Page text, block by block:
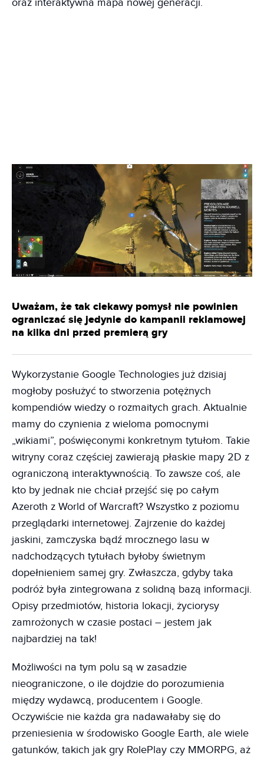
oraz interaktywna mapa nowej generacji.
Uważam, że tak ciekawy pomysł nie powinien
ograniczać się jedynie do kampanii reklamowej
na kilka dni przed premierą gry
Wykorzystanie Google Technologies już dzisiaj
mogłoby posłużyć to stworzenia potężnych
kompendiów wiedzy o rozmaitych grach. Aktualnie
mamy do czynienia z wieloma pomocnymi
„wikiami”, poświęconymi konkretnym tytułom. Takie
witryny coraz częściej zawierają płaskie mapy 2D z
ograniczoną interaktywnością. To zawsze coś, ale
kto by jednak nie chciał przejść się po całym
Azeroth z World of Warcraft? Wszystko z poziomu
przeglądarki internetowej. Zajrzenie do każdej
jaskini, zamczyska bądź mrocznego lasu w
nadchodzących tytułach byłoby świetnym
dopełnieniem samej gry. Zwłaszcza, gdyby taka
podróż była zintegrowana z solidną bazą informacji.
Opisy przedmiotów, historia lokacji, życiorysy
zamrożonych w czasie postaci – jestem jak
najbardziej na tak!
Możliwości na tym polu są w zasadzie
nieograniczone, o ile dojdzie do porozumienia
między wydawcą, producentem i Google.
Oczywiście nie każda gra nadawałaby się do
przeniesienia w środowisko Google Earth, ale wiele
gatunków, takich jak gry RolePlay czy MMORPG, aż